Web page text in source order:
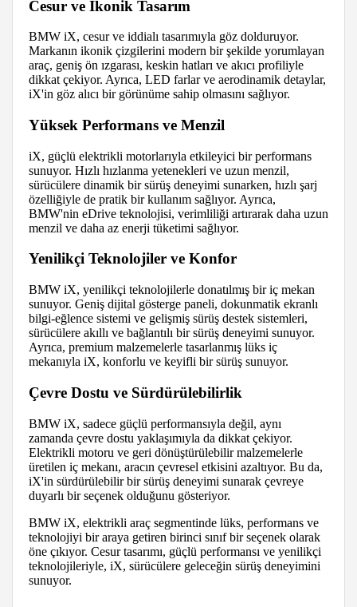
Cesur ve İkonik Tasarım
BMW iX, cesur ve iddialı tasarımıyla göz dolduruyor.
Markanın ikonik çizgilerini modern bir şekilde yorumlayan
araç, geniş ön ızgarası, keskin hatları ve akıcı profiliyle
dikkat çekiyor. Ayrıca, LED farlar ve aerodinamik detaylar,
iX'in göz alıcı bir görünüme sahip olmasını sağlıyor.
Yüksek Performans ve Menzil
iX, güçlü elektrikli motorlarıyla etkileyici bir performans
sunuyor. Hızlı hızlanma yetenekleri ve uzun menzil,
sürücülere dinamik bir sürüş deneyimi sunarken, hızlı şarj
özelliğiyle de pratik bir kullanım sağlıyor. Ayrıca,
BMW'nin eDrive teknolojisi, verimliliği artırarak daha uzun
menzil ve daha az enerji tüketimi sağlıyor.
Yenilikçi Teknolojiler ve Konfor
BMW iX, yenilikçi teknolojilerle donatılmış bir iç mekan
sunuyor. Geniş dijital gösterge paneli, dokunmatik ekranlı
bilgi-eğlence sistemi ve gelişmiş sürüş destek sistemleri,
sürücülere akıllı ve bağlantılı bir sürüş deneyimi sunuyor.
Ayrıca, premium malzemelerle tasarlanmış lüks iç
mekanıyla iX, konforlu ve keyifli bir sürüş sunuyor.
Çevre Dostu ve Sürdürülebilirlik
BMW iX, sadece güçlü performansıyla değil, aynı
zamanda çevre dostu yaklaşımıyla da dikkat çekiyor.
Elektrikli motoru ve geri dönüştürülebilir malzemelerle
üretilen iç mekanı, aracın çevresel etkisini azaltıyor. Bu da,
iX'in sürdürülebilir bir sürüş deneyimi sunarak çevreye
duyarlı bir seçenek olduğunu gösteriyor.
BMW iX, elektrikli araç segmentinde lüks, performans ve
teknolojiyi bir araya getiren birinci sınıf bir seçenek olarak
öne çıkıyor. Cesur tasarımı, güçlü performansı ve yenilikçi
teknolojileriyle, iX, sürücülere geleceğin sürüş deneyimini
sunuyor.